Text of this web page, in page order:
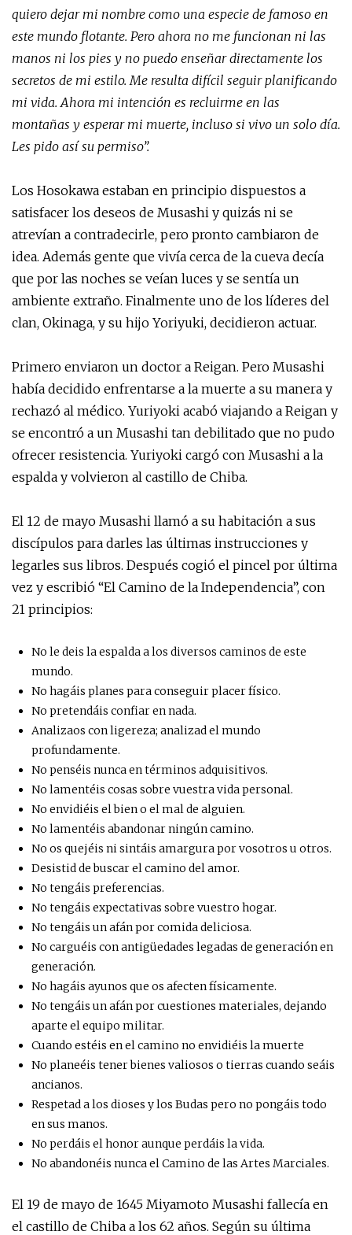
quiero dejar mi nombre como una especie de famoso en
este mundo flotante. Pero ahora no me funcionan ni las
manos ni los pies y no puedo enseñar directamente los
secretos de mi estilo. Me resulta difícil seguir planificando
mi vida. Ahora mi intención es recluirme en las
montañas y esperar mi muerte, incluso si vivo un solo día.
Les pido así su permiso”.
Los Hosokawa estaban en principio dispuestos a
satisfacer los deseos de Musashi y quizás ni se
atrevían a contradecirle, pero pronto cambiaron de
idea. Además gente que vivía cerca de la cueva decía
que por las noches se veían luces y se sentía un
ambiente extraño. Finalmente uno de los líderes del
clan, Okinaga, y su hijo Yoriyuki, decidieron actuar.
Primero enviaron un doctor a Reigan. Pero Musashi
había decidido enfrentarse a la muerte a su manera y
rechazó al médico. Yuriyoki acabó viajando a Reigan y
se encontró a un Musashi tan debilitado que no pudo
ofrecer resistencia. Yuriyoki cargó con Musashi a la
espalda y volvieron al castillo de Chiba.
El 12 de mayo Musashi llamó a su habitación a sus
discípulos para darles las últimas instrucciones y
legarles sus libros. Después cogió el pincel por última
vez y escribió “El Camino de la Independencia”, con
21 principios:
No le deis la espalda a los diversos caminos de este
mundo.
No hagáis planes para conseguir placer físico.
No pretendáis confiar en nada.
Analizaos con ligereza; analizad el mundo
profundamente.
No penséis nunca en términos adquisitivos.
No lamentéis cosas sobre vuestra vida personal.
No envidiéis el bien o el mal de alguien.
No lamentéis abandonar ningún camino.
No os quejéis ni sintáis amargura por vosotros u otros.
Desistid de buscar el camino del amor.
No tengáis preferencias.
No tengáis expectativas sobre vuestro hogar.
No tengáis un afán por comida deliciosa.
No carguéis con antigüedades legadas de generación en
generación.
No hagáis ayunos que os afecten físicamente.
No tengáis un afán por cuestiones materiales, dejando
aparte el equipo militar.
Cuando estéis en el camino no envidiéis la muerte
No planeéis tener bienes valiosos o tierras cuando seáis
ancianos.
Respetad a los dioses y los Budas pero no pongáis todo
en sus manos.
No perdáis el honor aunque perdáis la vida.
No abandonéis nunca el Camino de las Artes Marciales.
El 19 de mayo de 1645 Miyamoto Musashi fallecía en
el castillo de Chiba a los 62 años. Según su última